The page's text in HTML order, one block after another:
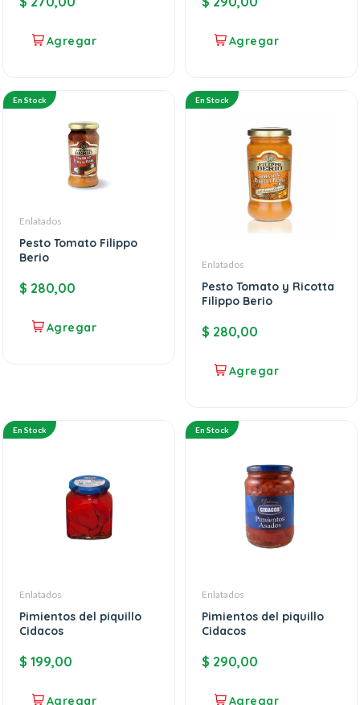
En Stock
Enlatados
Pesto Tomato Filippo
Berio
$ 280,00
En Stock
Enlatados
Pesto Tomato y Ricotta
Filippo Berio
$ 280,00
En Stock
Enlatados
Pimientos del piquillo
Cidacos
$ 199,00
En Stock
Enlatados
Pimientos del piquillo
Cidacos
$ 290,00